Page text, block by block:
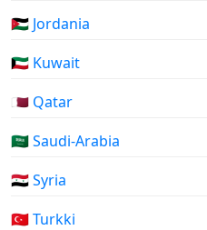
🇯🇴 Jordania
🇰🇼 Kuwait
🇶🇦 Qatar
🇸🇦 Saudi-Arabia
🇸🇾 Syria
🇹🇷 Turkki